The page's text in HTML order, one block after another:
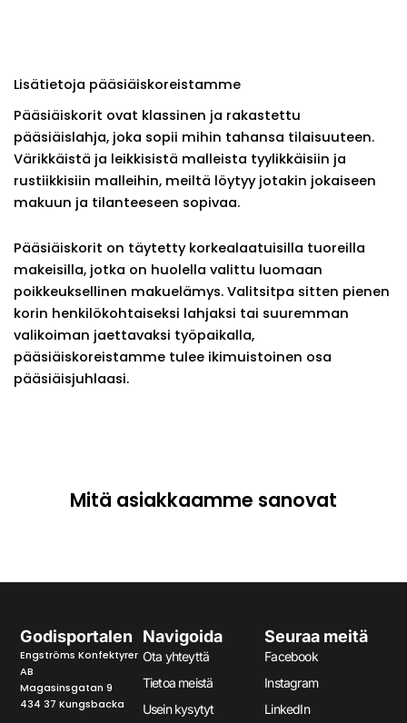
Lisätietoja pääsiäiskoreistamme
Pääsiäiskorit ovat klassinen ja rakastettu
pääsiäislahja, joka sopii mihin tahansa tilaisuuteen.
Värikkäistä ja leikkisistä malleista tyylikkäisiin ja
rustiikkisiin malleihin, meiltä löytyy jotakin jokaiseen
makuun ja tilanteeseen sopivaa.
Pääsiäiskorit on täytetty korkealaatuisilla tuoreilla
makeisilla, jotka on huolella valittu luomaan
poikkeuksellinen makuelämys. Valitsitpa sitten pienen
korin henkilökohtaiseksi lahjaksi tai suuremman
valikoiman jaettavaksi työpaikalla,
pääsiäiskoreistamme tulee ikimuistoinen osa
pääsiäisjuhlaasi.
Mitä asiakkaamme sanovat
Godisportalen
Engströms Konfektyrer
AB
Magasinsgatan 9
434 37 Kungsbacka
Navigoida
Ota yhteyttä
Tietoa meistä
Usein kysytyt
Seuraa meitä
Facebook
Instagram
LinkedIn